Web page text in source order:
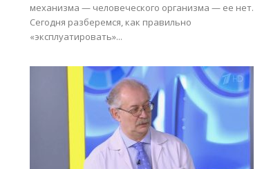
механизма — человеческого организма — ее нет.
Сегодня разберемся, как правильно
«эксплуатировать»...